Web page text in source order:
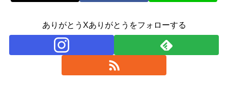
ありがとうXありがとうをフォローする